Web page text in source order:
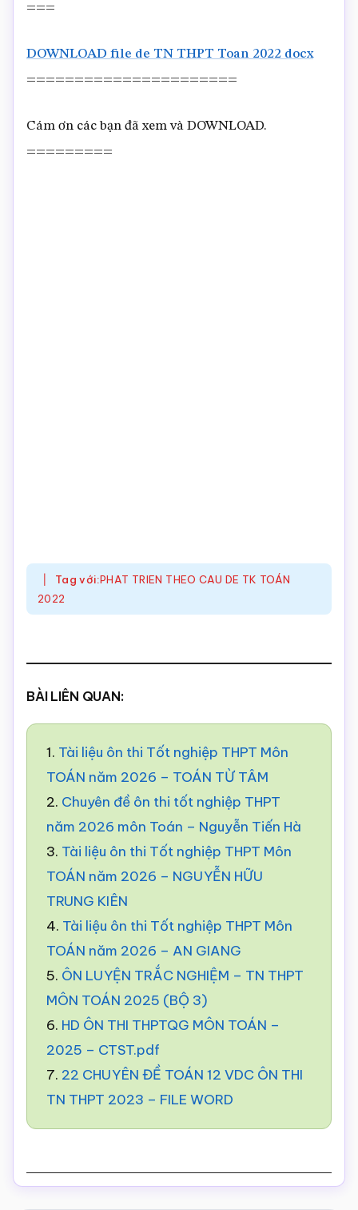
===
DOWNLOAD file de TN THPT Toan 2022 docx
======================
Cám ơn các bạn đã xem và DOWNLOAD.
=========
Tag với:PHAT TRIEN THEO CAU DE TK TOÁN
2022
BÀI LIÊN QUAN:
1. Tài liệu ôn thi Tốt nghiệp THPT Môn
TOÁN năm 2026 – TOÁN TỪ TÂM
2. Chuyên đề ôn thi tốt nghiệp THPT
năm 2026 môn Toán – Nguyễn Tiến Hà
3. Tài liệu ôn thi Tốt nghiệp THPT Môn
TOÁN năm 2026 – NGUYỄN HỮU
TRUNG KIÊN
4. Tài liệu ôn thi Tốt nghiệp THPT Môn
TOÁN năm 2026 – AN GIANG
5. ÔN LUYỆN TRẮC NGHIỆM – TN THPT
MÔN TOÁN 2025 (BỘ 3)
6. HD ÔN THI THPTQG MÔN TOÁN –
2025 – CTST.pdf
7. 22 CHUYÊN ĐỀ TOÁN 12 VDC ÔN THI
TN THPT 2023 – FILE WORD